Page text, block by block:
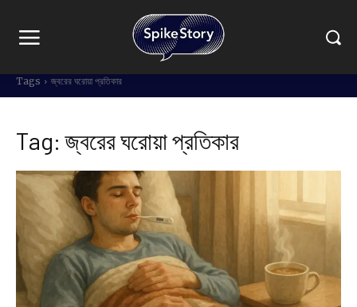
Tags জ্বরের ঘরোয়া প্রতিকার
Tag:জ্বরের ঘরোয়া প্রতিকার